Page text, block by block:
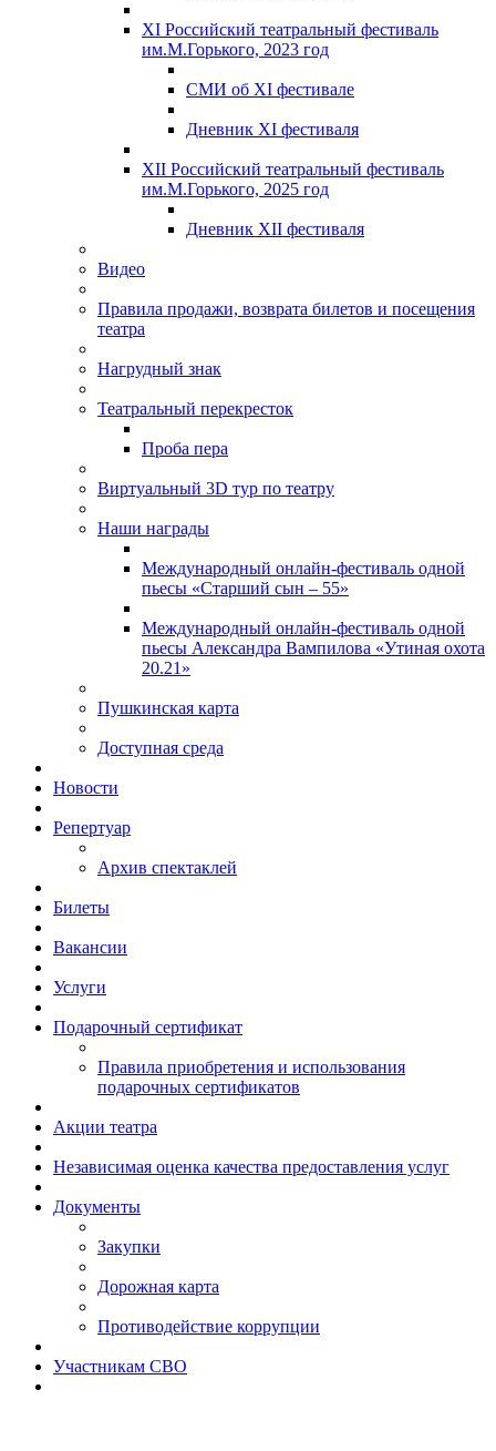
XI Российский театральный фестиваль
им.М.Горького, 2023 год
СМИ об XI фестивале
Дневник XI фестиваля
XII Российский театральный фестиваль
им.М.Горького, 2025 год
Дневник XII фестиваля
Видео
Правила продажи, возврата билетов и посещения
театра
Нагрудный знак
Театральный перекресток
Проба пера
Виртуальный 3D тур по театру
Наши награды
Международный онлайн-фестиваль одной
пьесы «Старший сын – 55»
Международный онлайн-фестиваль одной
пьесы Александра Вампилова «Утиная охота
20.21»
Пушкинская карта
Доступная среда
Новости
Репертуар
Архив спектаклей
Билеты
Вакансии
Услуги
Подарочный сертификат
Правила приобретения и использования
подарочных сертификатов
Акции театра
Независимая оценка качества предоставления услуг
Документы
Закупки
Дорожная карта
Противодействие коррупции
Участникам СВО